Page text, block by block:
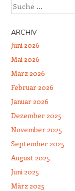
Suche
ARCHIV
Juni 2026
Mai 2026
März 2026
Februar 2026
Januar 2026
Dezember 2025
November 2025
September 2025
August 2025
Juni 2025
März 2025